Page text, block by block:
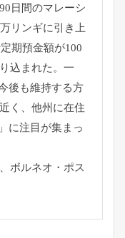
日間のマレーシ
リンギに引き上
期預金額が100
込まれた。一
後も維持する方
く、 他州に在住
に注目が集まっ
ボルネオ・ポス